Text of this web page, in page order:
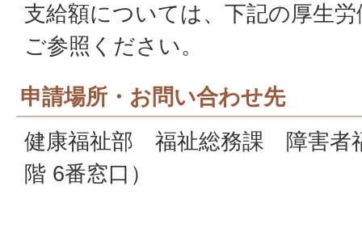
支給額については、下記の厚生
ご参照ください。
申請場所・お問い合わせ先
健康福祉部 福祉総務課 障害者
階 6番窓口）